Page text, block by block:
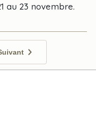
au 23 novembre.